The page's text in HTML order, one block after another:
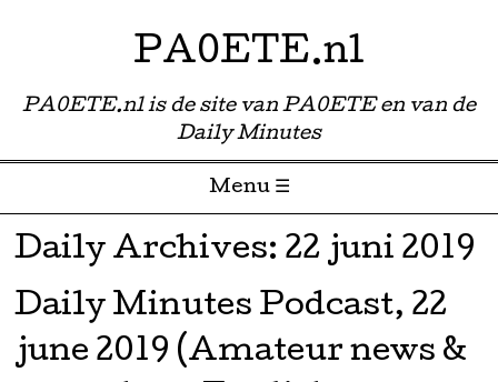
PA0ETE.nl
PA0ETE.nl is de site van PA0ETE en van de
Daily Minutes
Menu ☰
Skip to content
Daily Archives: 22 juni 2019
Daily Minutes Podcast, 22
june 2019 (Amateur news &